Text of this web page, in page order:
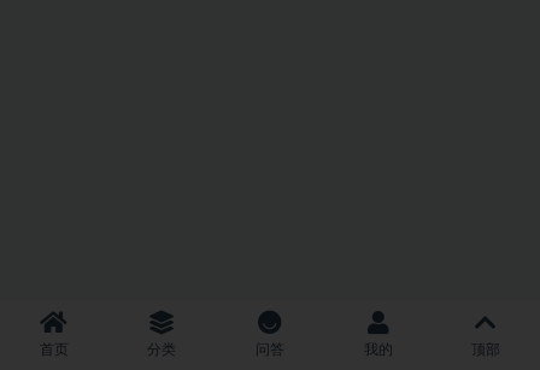
首页 分类 问答 我的 顶部